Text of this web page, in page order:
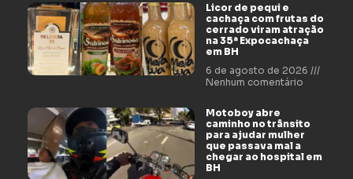
Licor de pequi e
cachaça com frutas do
cerrado viram atração
na 35ª Expocachaça
em BH
6 de agosto de 2026
Nenhum comentário
Motoboy abre
caminho no trânsito
para ajudar mulher
que passava mal a
chegar ao hospital em
BH